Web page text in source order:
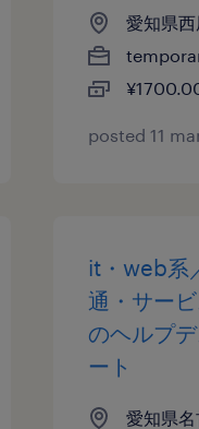
愛知県
posted 11
it・web系
通・サー
のヘルプ
ート
愛知県